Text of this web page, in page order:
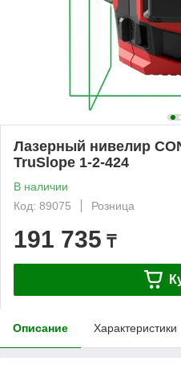
Лазерный нивелир
TruSlope 1-2-424
В наличии
Код: 89075
Розница
191 735 ₸
Описание Характеристики